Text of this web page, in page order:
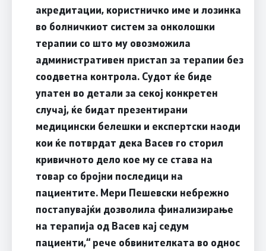
акредитации, користничко име и лозинка
во болничкиот систем за онколошки
терапии со што му овозможила
административен пристап за терапии без
соодветна контрола. Судот ќе биде
упатен во детали за секој конкретен
случај, ќе бидат презентирани
медицински белешки и експертски наоди
кои ќе потврдат дека Васев го сторил
кривичното дело кое му се става на
товар со бројни последици на
пациентите. Мери Пешевски небрежно
постапувајќи дозволила финализирање
на терапија од Васев кај седум
пациенти,“ рече обвинителката во однос